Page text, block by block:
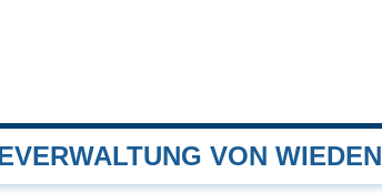
VON WIEDEN